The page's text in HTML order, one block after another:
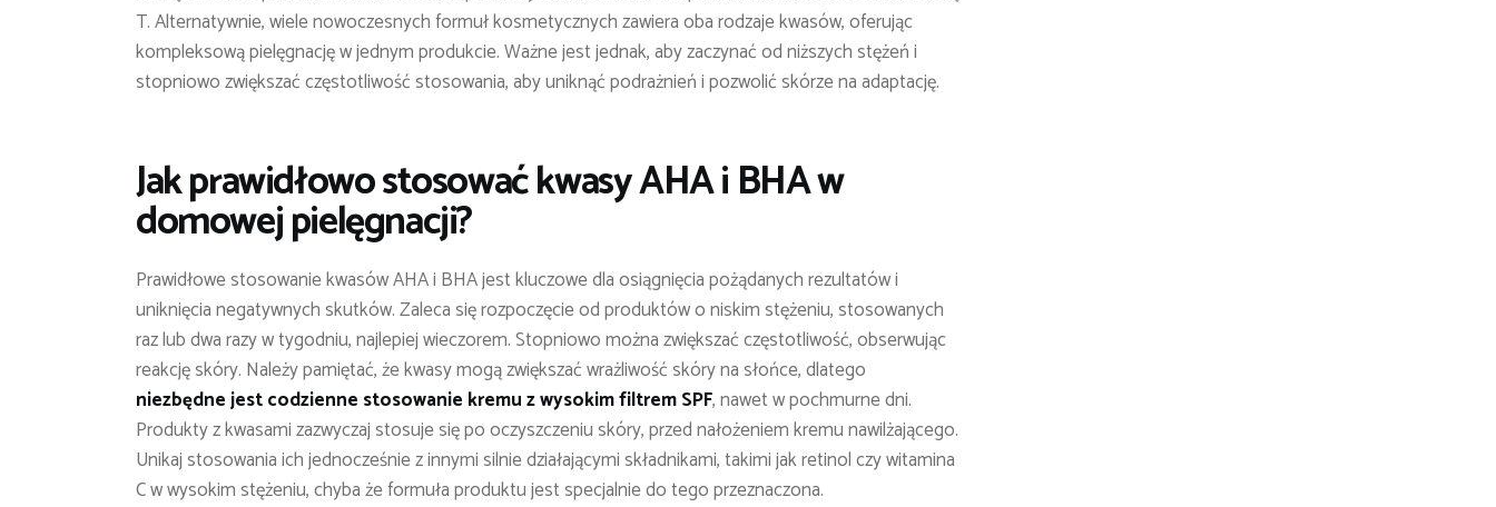
T. Alternatywnie, wiele nowoczesnych formuł kosmetycznych zawiera oba rodzaje kwasów, oferując
kompleksową pielęgnację w jednym produkcie. Ważne jest jednak, aby zaczynać od niższych stężeń i
stopniowo zwiększać częstotliwość stosowania, aby uniknąć podrażnień i pozwolić skórze na adaptację.
Jak prawidłowo stosować kwasy AHA i BHA w
domowej pielęgnacji?
Prawidłowe stosowanie kwasów AHA i BHA jest kluczowe dla osiągnięcia pożądanych rezultatów i
uniknięcia negatywnych skutków. Zaleca się rozpoczęcie od produktów o niskim stężeniu, stosowanych
raz lub dwa razy w tygodniu, najlepiej wieczorem. Stopniowo można zwiększać częstotliwość, obserwując
reakcję skóry. Należy pamiętać, że kwasy mogą zwiększać wrażliwość skóry na słońce, dlatego
niezbędne jest codzienne stosowanie kremu z wysokim filtrem SPF, nawet w pochmurne dni.
Produkty z kwasami zazwyczaj stosuje się po oczyszczeniu skóry, przed nałożeniem kremu nawilżającego.
Unikaj stosowania ich jednocześnie z innymi silnie działającymi składnikami, takimi jak retinol czy witamina
C w wysokim stężeniu, chyba że formuła produktu jest specjalnie do tego przeznaczona.